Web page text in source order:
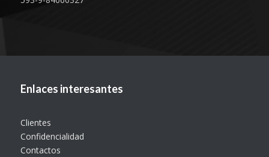
Enlaces interesantes
Clientes
Confidencialidad
Contactos